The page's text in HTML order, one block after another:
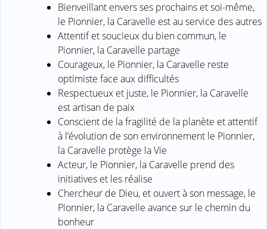
Bienveillant envers ses prochains et soi-même,
le Pionnier, la Caravelle est au service des autres
Attentif et soucieux du bien commun, le
Pionnier, la Caravelle partage
Courageux, le Pionnier, la Caravelle reste
optimiste face aux difficultés
Respectueux et juste, le Pionnier, la Caravelle
est artisan de paix
Conscient de la fragilité de la planète et attentif
à l’évolution de son environnement le Pionnier,
la Caravelle protège la Vie
Acteur, le Pionnier, la Caravelle prend des
initiatives et les réalise
Chercheur de Dieu, et ouvert à son message, le
Pionnier, la Caravelle avance sur le chemin du
bonheur